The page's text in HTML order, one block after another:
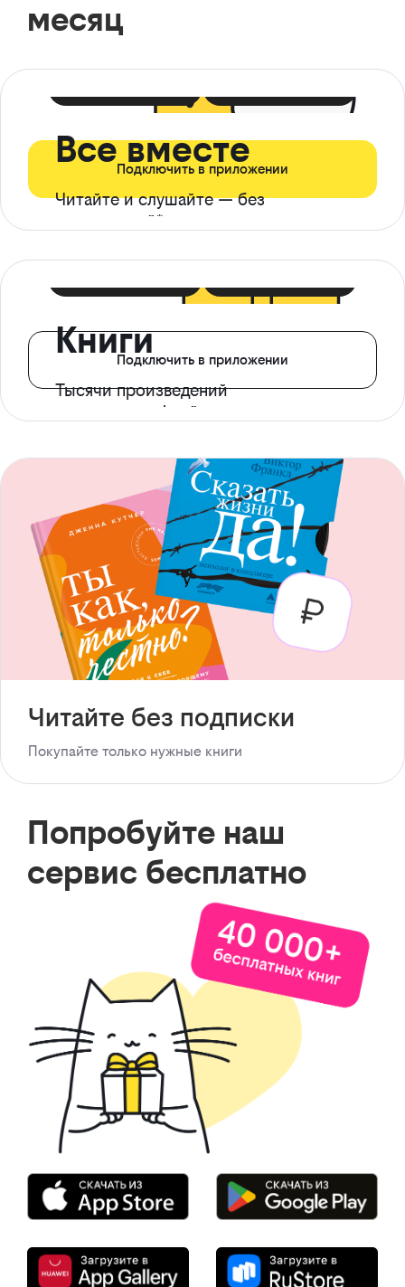
месяц
Все вместе
Читайте и слушайте — без
ограничений*
Подключить в приложении
Книги
Тысячи произведений
с доступом офлайн
Подключить в приложении
Читайте без подписки
Покупайте только нужные книги
Попробуйте наш
сервис бесплатно